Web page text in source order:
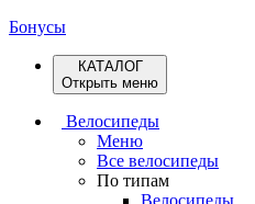
Бонусы
КАТАЛОГ
Открыть меню
Велосипеды
Меню
Все велосипеды
По типам
Велосипеды